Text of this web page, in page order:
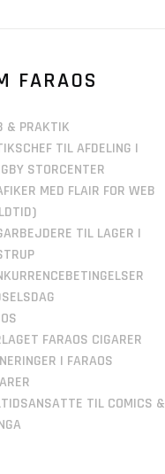
FARAOS
& PRAKTIK
TIL AFDELING I
STORCENTER
MED FLAIR FOR WEB
TIL LAGER I
FARAOS CIGARER
I FARAOS
TIL COMICS &